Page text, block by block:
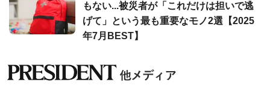
もない...被災者が「これだけは担いで逃
げて」という最も重要なモノ2選【2025
年7月BEST】